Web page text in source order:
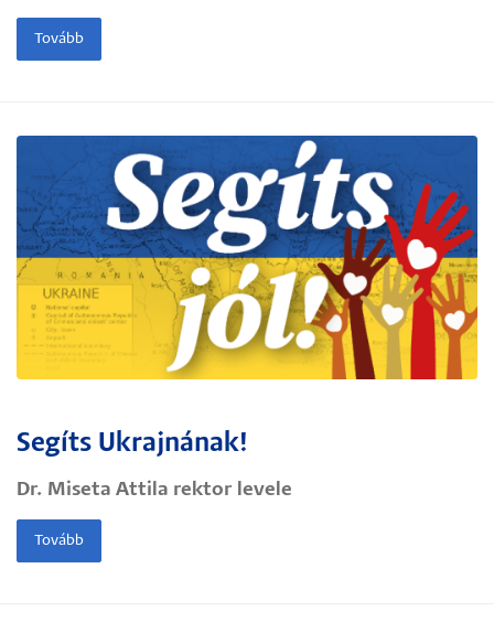
Tovább
Segíts Ukrajnának!
Dr. Miseta Attila rektor levele
Tovább